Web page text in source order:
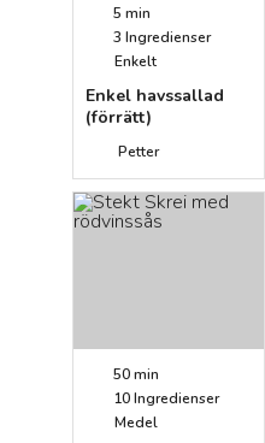
5 min
3 Ingredienser
Enkelt
Enkel havssallad
(förrätt)
Petter
50 min
10Ingredienser
Medel